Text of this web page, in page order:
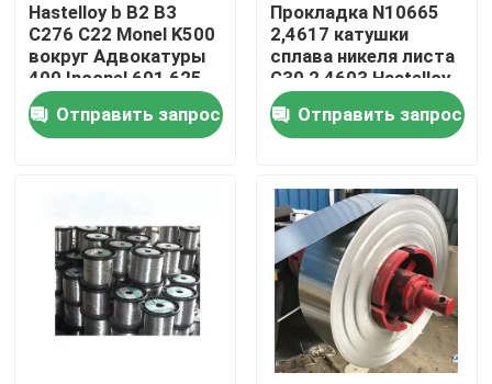
Свяжитесь мы
Материал Inconel 600
Инколой 800 Материал
Материал Inconel 718
Hastelloy b B2 B3
C276 C22 Monel K500
вокруг Адвокатуры
400 Inconel 601 625
718 X750 825 201
Отправить запрос
Прокладка N10665
2,4617 катушки
сплава никеля листа
G30 2,4603 Hastelloy
b
Отправить запрос